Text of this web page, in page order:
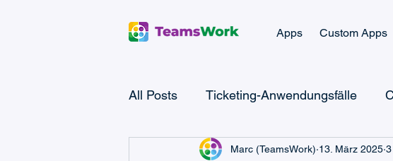
Apps Custom Apps
All Posts Ticketing-Anwendungsfälle
Microsoft Teams Checklist Microsoft
Marc (TeamsWork) 13. März 2025